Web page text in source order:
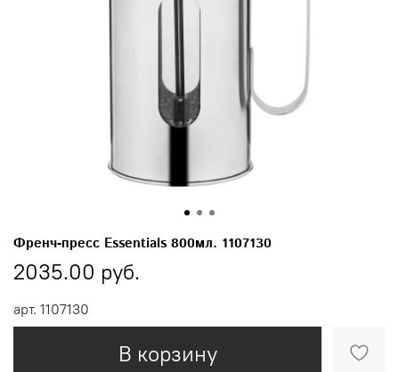
арт. 1107130
Френч-пресс Essentials 800мл. 1107130
2035.00 руб.
В корзину